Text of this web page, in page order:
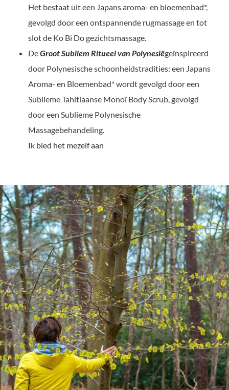
Het bestaat uit een Japans aroma- en bloemenbad*,
gevolgd door een ontspannende rugmassage en tot
slot de Ko Bi Do gezichtsmassage.
DeGroot Subliem Ritueel van Polynesiëgeïnspireerd
door Polynesische schoonheidstradities: een Japans
Aroma- en Bloemenbad* wordt gevolgd door een
Sublieme Tahitiaanse Monoï Body Scrub, gevolgd
door een Sublieme Polynesische
Massagebehandeling.
Ik bied het mezelf aan